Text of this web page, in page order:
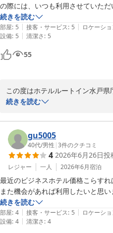
お忙しい中、ご投稿くださりあり
お客様のまたのご利用を心よりお
ホテルルートイン水戸県庁前
ホテルルートイン水戸県庁前
の際には、いつも利用させていただ
続きを読む
部屋: 5 | 接客・サービス: 5 | ロケーシ
設備: 5 | 清潔さ: 5
55
この度はホテルルートイン水戸
がとうございます。
また、ご出張の際にはいつも当
げます。
当ホテルとしても、現状に満足せ
ただけるホテルとして工夫を重ね
ご宿泊中、お気づきの点などござ
ください。
お忙しい中、ご投稿くださりあり
続きを読む
gu5005
40代/男性 |3件のクチコミ
4 2026年6月26日投
レジャー 一人 2026年6月宿泊
最近のビジネスホテル価格こらすれ
また機会があれば利用したいと思い
続きを読む
部屋: 4 | 接客・サービス: 5 | ロケーシ
設備: 4 | 清潔さ: 4